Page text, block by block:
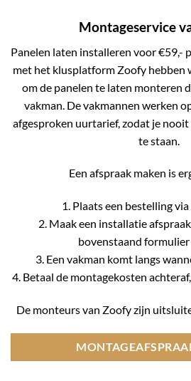
Montageservice
Panelen laten installeren voor €59,-
met het klusplatform Zoofy hebben
om de panelen te laten monteren
vakman. De vakmannen werken
afgesproken uurtarief, zodat je
te staan.
Een afspraak maken is
1. Plaats een bestelling
2. Maak een installatie afspraak
bovenstaand
3. Een vakman komt langs
4. Betaal de montagekosten
De monteurs van Zoofy zijn